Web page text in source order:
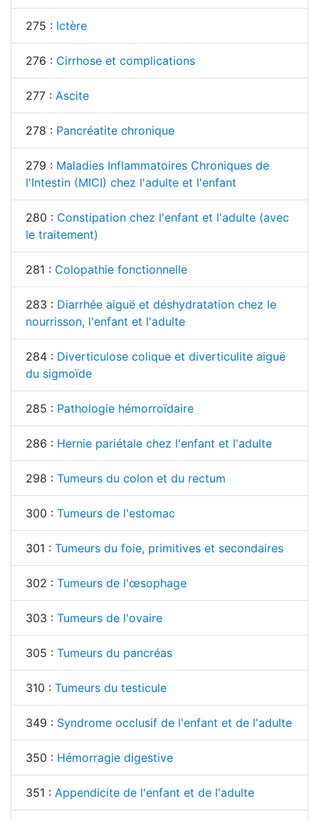
275 : Ictère
276 : Cirrhose et complications
277 : Ascite
278 : Pancréatite chronique
279 : Maladies Inflammatoires Chroniques de
l'Intestin (MICI) chez l'adulte et l'enfant
280 : Constipation chez l'enfant et l'adulte (avec
le traitement)
281 : Colopathie fonctionnelle
283 : Diarrhée aiguë et déshydratation chez le
nourrisson, l'enfant et l'adulte
284 : Diverticulose colique et diverticulite aiguë
du sigmoïde
285 : Pathologie hémorroïdaire
286 : Hernie pariétale chez l'enfant et l'adulte
298 : Tumeurs du colon et du rectum
300 : Tumeurs de l'estomac
301 : Tumeurs du foie, primitives et secondaires
302 : Tumeurs de l'œsophage
303 : Tumeurs de l'ovaire
305 : Tumeurs du pancréas
310 : Tumeurs du testicule
349 : Syndrome occlusif de l'enfant et de l'adulte
350 : Hémorragie digestive
351 : Appendicite de l'enfant et de l'adulte